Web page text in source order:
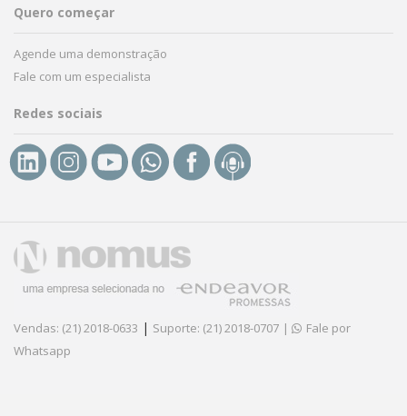
Quero começar
Agende uma demonstração
Fale com um especialista
Redes sociais
Vendas: (21) 2018-0633 | Suporte: (21) 2018-0707 |
Fale por
Whatsapp